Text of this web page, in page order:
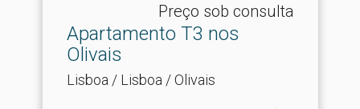
Preço sob consulta
Apartamento T3 nos
Olivais
Lisboa / Lisboa / Olivais